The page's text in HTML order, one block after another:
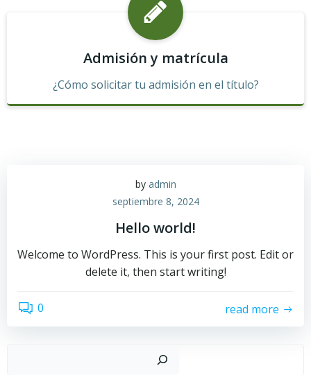
Admisión y matrícula
¿Cómo solicitar tu admisión en el título?
by admin
septiembre 8, 2024
Hello world!
Welcome to WordPress. This is your first post. Edit or
delete it, then start writing!
0 read more